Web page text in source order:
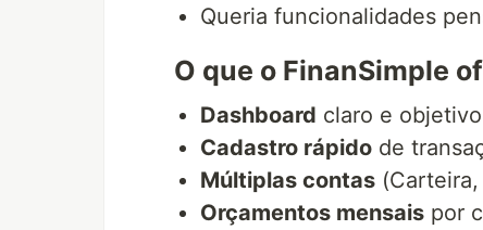
Queria funcionalidades
O que o FinanSimple
Dashboard claro e
Cadastro rápido de
Múltiplas contas
Orçamentos mensais por